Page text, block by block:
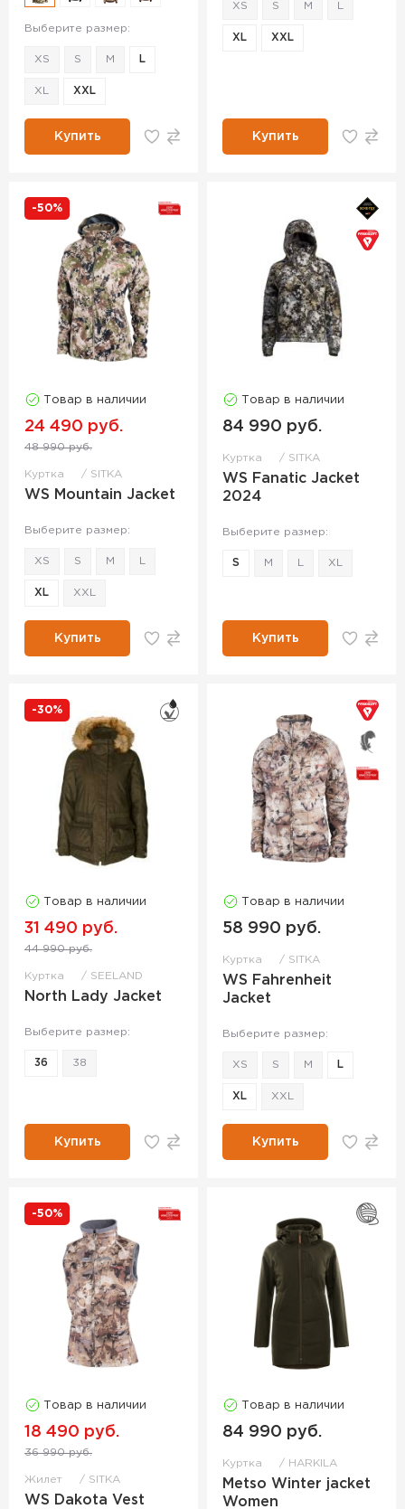
Выберите размер:
XS S M L
XL XXL
Купить
XS S M
XL XXL
Купить
-50%
Товар в наличии
24 490 руб.
48 990 руб.
Куртка SITKA
WS Mountain Jacket
Выберите размер:
XS S M
XL XXL
Купить
Товар в наличии
84 990 руб.
Куртка SITKA
WS Fanatic Jacket
2024
Выберите размер:
S M XL
Купить
-30%
Товар в наличии
31 490 руб.
44 990 руб.
Куртка SEELAND
North Lady Jacket
Выберите размер:
36 38
Купить
Товар в наличии
58 990 руб.
Куртка SITKA
WS Fahrenheit
Jacket
Выберите размер:
XS S M L
XL XXL
Купить
-50%
Товар в наличии
18 490 руб.
36 990 руб.
Жилет SITKA
WS Dakota Vest
Товар в наличии
84 990 руб.
Куртка HARKILA
Metso Winter jacket
Women